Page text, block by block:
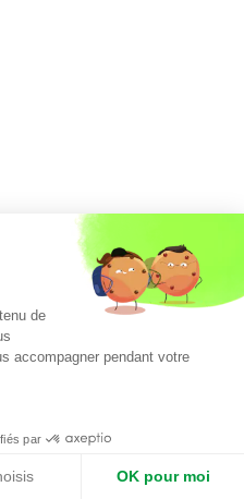
de
accompagner pendant votre
par
OK pour moi